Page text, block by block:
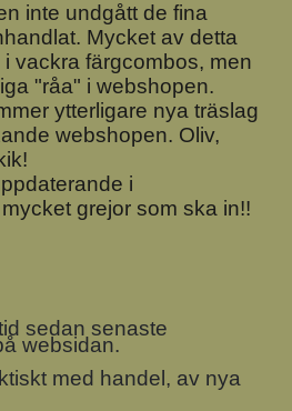
inte undgått de fina
Mycket av detta
vackra färgcombos, men
"råa" i webshopen.
ytterligare nya träslag
webshopen. Oliv,
i
grejor som ska in!!
sedan senaste
websidan.
med handel, av nya